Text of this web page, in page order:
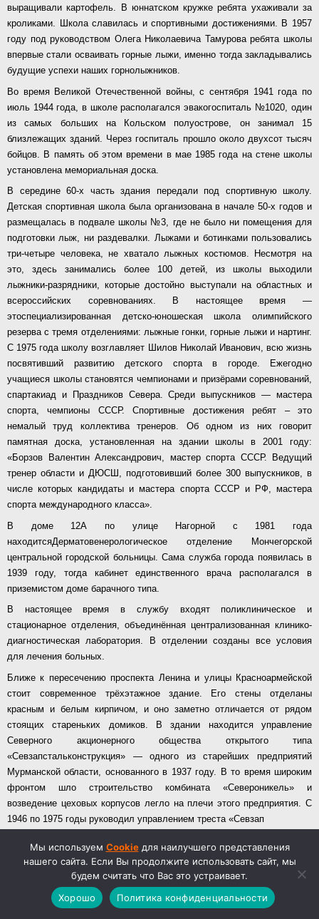
выращивали картофель. В юннатском кружке ребята ухаживали за
кроликами. Школа славилась и спортивными достижениями. В 1957
году под руководством Олега Николаевича Тамурова ребята школы
впервые стали осваивать горные лыжи, именно тогда закладывались
будущие успехи наших горнолыжников.
Во время Великой Отечественной войны, с сентября 1941 года по
июль 1944 года, в школе располагался эвакогоспиталь №1020, один
из самых больших на Кольском полуострове, он занимал 15
близлежащих зданий. Через госпиталь прошло около двухсот тысяч
бойцов. В память об этом времени в мае 1985 года на стене школы
установлена мемориальная доска.
В середине 60-х часть здания передали под спортивную школу.
Детская спортивная школа была организована в начале 50-х годов и
размещалась в подвале школы №3, где не было ни помещения для
подготовки лыж, ни раздевалки. Лыжами и ботинками пользовались
три-четыре человека, не хватало лыжных костюмов. Несмотря на
это, здесь занимались более 100 детей, из школы выходили
лыжники-разрядники, которые достойно выступали на областных и
всероссийских соревнованиях. В настоящее время —
этоспециализированная детско-юношеская школа олимпийского
резерва с тремя отделениями: лыжные гонки, горные лыжи и нартинг.
С 1975 года школу возглавляет Шилов Николай Иванович, всю жизнь
посвятивший развитию детского спорта в городе. Ежегодно
учащиеся школы становятся чемпионами и призёрами соревнований,
спартакиад и Праздников Севера. Среди выпускников — мастера
спорта, чемпионы СССР. Спортивные достижения ребят – это
немалый труд коллектива тренеров. Об одном из них говорит
памятная доска, установленная на здании школы в 2001 году:
«Борзов Валентин Александрович, мастер спорта СССР. Ведущий
тренер области и ДЮСШ, подготовивший более 300 выпускников, в
числе которых кандидаты и мастера спорта СССР и РФ, мастера
спорта международного класса».
В доме 12А по улице Нагорной с 1981 года
находитсяДерматовенерологическое отделение Мончегорской
центральной городской больницы. Сама служба города появилась в
1939 году, тогда кабинет единственного врача располагался в
приземистом доме барачного типа.
В настоящее время в службу входят поликлиническое и
стационарное отделения, объединённая централизованная клинико-
диагностическая лаборатория. В отделении созданы все условия
для лечения больных.
Ближе к пересечению проспекта Ленина и улицы Красноармейской
стоит современное трёхэтажное здание. Его стены отделаны
красным и белым кирпичом, и оно заметно отличается от рядом
стоящих стареньких домиков. В здании находится управление
Северного акционерного общества открытого типа
«Севзапстальконструкция» — одного из старейших предприятий
Мурманской области, основанного в 1937 году. В то время широким
фронтом шло строительство комбината «Североникель» и
возведение цеховых корпусов легло на плечи этого предприятия. С
1946 по 1975 годы руководил управлением треста «Севзап
хозяйственник, почётный гражданин города Мончегорска.
Возглавляемый им коллектив участвовал в расширении и
реконструкции цехов «Североникеля», в строительстве
Оленегорского и Ковдорского горно-обогатительных комбинатов,
Мы используем Cookieдля наилучшего представления
нашего сайта. Если Вы продолжите использовать сайт, мы
будем считать что Вас это устраивает.
Хорошо
Политика конфиденциальности